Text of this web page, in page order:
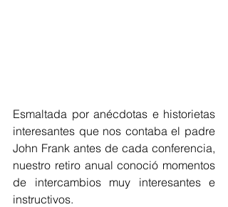
Esmaltada por anécdotas e historietas
interesantes que nos contaba el padre
John Frank antes de cada conferencia,
nuestro retiro anual conoció momentos
de intercambios muy interesantes e
instructivos.